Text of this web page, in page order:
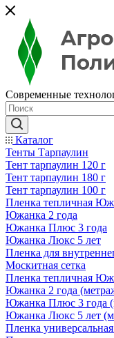
Современные
Каталог
Тенты Тарпаулин
Тент тарпаулин 120 г
Тент тарпаулин 180 г
Тент тарпаулин 100 г
Пленка тепличная
Южанка 2 года
Южанка Плюс 3 года
Южанка Люкс 5 лет
Пленка для
Москитная сетка
Пленка тепличная
Южанка 2 года
Южанка Плюс 3 года
Южанка Люкс 5 лет
Пленка